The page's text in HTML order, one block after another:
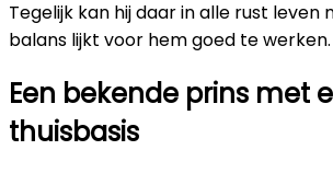
Tegelijk kan hij daar in alle rust leven
balans lijkt voor hem goed te werken.
Een bekende prins met
thuisbasis